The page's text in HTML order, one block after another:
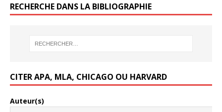
RECHERCHE DANS LA BIBLIOGRAPHIE
CITER APA, MLA, CHICAGO OU HARVARD
Auteur(s)